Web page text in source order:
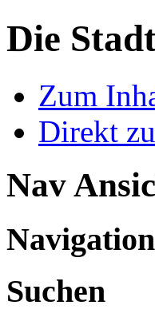
Die
Zum
Direkt
Nav
Navigation
Suchen